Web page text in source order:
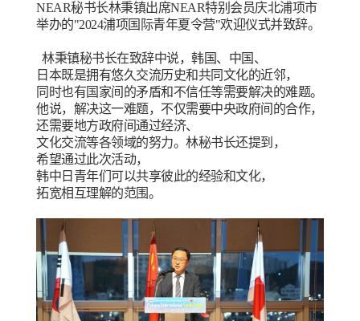
NEAR秘书长林秉镇出席NEAR特别会员庆北浦项市
举办的"2024浦项国际青年夏令营"欢迎仪式并致辞。
林秉镇秘书长在致辞中说，韩国、中国、
日本既是拥有悠久交流历史和共同文化的近邻，
同时也有国家间的矛盾和不信任等需要解决的难题。
他说，解决这一难题，不仅需要中央政府间的合作，
还需要地方政府间通过经济、
文化交流等各领域的努力。林秘书长还提到，
希望通过此次活动，
韩中日青年们可以共享彼此的经验和文化，
拓宽相互理解的范围。